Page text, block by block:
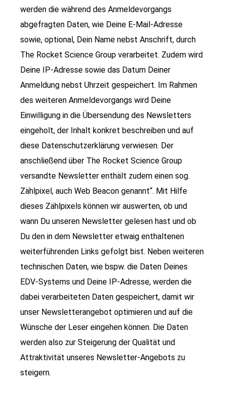
werden die während des Anmeldevorgangs
abgefragten Daten, wie Deine E-Mail-Adresse
sowie, optional, Dein Name nebst Anschrift, durch
The Rocket Science Group verarbeitet. Zudem wird
Deine IP-Adresse sowie das Datum Deiner
Anmeldung nebst Uhrzeit gespeichert. Im Rahmen
des weiteren Anmeldevorgangs wird Deine
Einwilligung in die Übersendung des Newsletters
eingeholt, der Inhalt konkret beschreiben und auf
diese Datenschutzerklärung verwiesen. Der
anschließend über The Rocket Science Group
versandte Newsletter enthält zudem einen sog.
Zählpixel, auch Web Beacon genannt“. Mit Hilfe
dieses Zählpixels können wir auswerten, ob und
wann Du unseren Newsletter gelesen hast und ob
Du den in dem Newsletter etwaig enthaltenen
weiterführenden Links gefolgt bist. Neben weiteren
technischen Daten, wie bspw. die Daten Deines
EDV-Systems und Deine IP-Adresse, werden die
dabei verarbeiteten Daten gespeichert, damit wir
unser Newsletterangebot optimieren und auf die
Wünsche der Leser eingehen können. Die Daten
werden also zur Steigerung der Qualität und
Attraktivität unseres Newsletter-Angebots zu
steigern.